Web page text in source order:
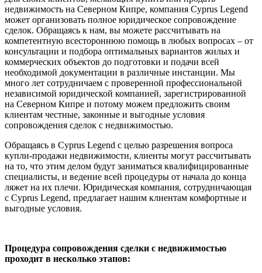
недвижимость на Северном Кипре, компания Cyprus Legend
может организовать полное юридическое сопровождение
сделок. Обращаясь к нам, вы можете рассчитывать на
компетентную всестороннюю помощь в любых вопросах – от
консультации и подбора оптимальных вариантов жилых и
коммерческих объектов до подготовки и подачи всей
необходимой документации в различные инстанции. Мы
много лет сотрудничаем с проверенной профессиональной
независимой юридической компанией, зарегистрированной
на Северном Кипре и потому можем предложить своим
клиентам честные, законные и выгодные условия
сопровождения сделок с недвижимостью.
Обращаясь в Cyprus Legend с целью разрешения вопроса
купли-продажи недвижимости, клиенты могут рассчитывать
на то, что этим делом будут заниматься квалифицированные
специалисты, и ведение всей процедуры от начала до конца
ляжет на их плечи. Юридическая компания, сотрудничающая
с Cyprus Legend, предлагает нашим клиентам комфортные и
выгодные условия.
Процедура сопровождения сделки с недвижимостью
проходит в несколько этапов: